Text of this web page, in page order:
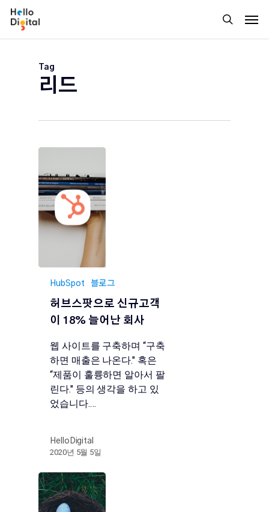
Skip
search
Tag
리드
HubSpot 블로그
허브스팟으로 신규고객
이 18% 늘어난 회사
웹 사이트를 구축하며 “구축
하면 매출은 나온다." 혹은
“제품이 훌륭하면 알아서 팔
린다." 등의 생각을 하고 있
었습니다.…
HelloDigital
2020년 5월 5일